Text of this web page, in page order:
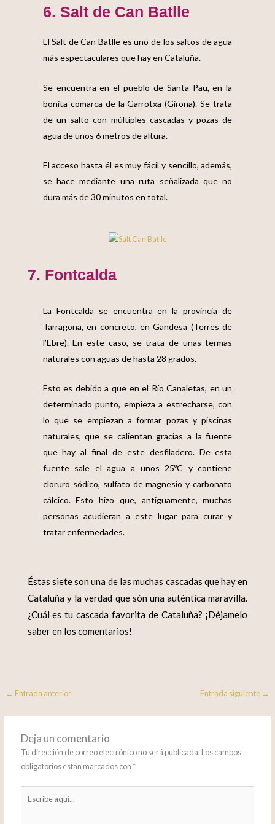
6. Salt de Can Batlle
El Salt de Can Batlle es uno de los saltos de agua
más espectaculares que hay en Cataluña.
Se encuentra en el pueblo de Santa Pau, en la
bonita comarca de la Garrotxa (Girona). Se trata
de un salto con múltiples cascadas y pozas de
agua de unos 6 metros de altura.
El acceso hasta él es muy fácil y sencillo, además,
se hace mediante una ruta señalizada que no
dura más de 30 minutos en total.
7. Fontcalda
La Fontcalda se encuentra en la provincia de
Tarragona, en concreto, en Gandesa (Terres de
l’Ebre). En este caso, se trata de unas termas
naturales con aguas de hasta 28 grados.
Esto es debido a que en el Río Canaletas, en un
determinado punto, empieza a estrecharse, con
lo que se empiezan a formar pozas y piscinas
naturales, que se calientan gracias a la fuente
que hay al final de este desfiladero. De esta
fuente sale el agua a unos 25ºC y contiene
cloruro sódico, sulfato de magnesio y carbonato
cálcico. Esto hizo que, antiguamente, muchas
personas acudieran a este lugar para curar y
tratar enfermedades.
Éstas siete son una de las muchas cascadas que hay en
Cataluña y la verdad que són una auténtica maravilla.
¿Cuál es tu cascada favorita de Cataluña? ¡Déjamelo
saber en los comentarios!
← Entrada anterior Entrada siguiente →
Deja un comentario
Tu dirección de correo electrónico no será publicada. Los campos
obligatorios están marcados con*